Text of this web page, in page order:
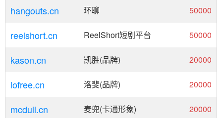
hangouts.cn 环聊 50000
reelshort.cn ReelShort短剧平台 50000
kason.cn 凯胜(品牌) 20000
lofree.cn 洛斐(品牌) 20000
mcdull.cn 麦兜(卡通形象) 20000